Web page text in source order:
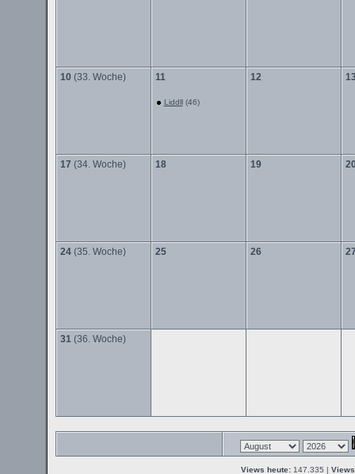
10 (33. Woche) 11
Liddll(46)
12
17 (34. Woche) 18 19
24(35. Woche) 25 26
31(36. Woche)
Views heute: 147.335 |